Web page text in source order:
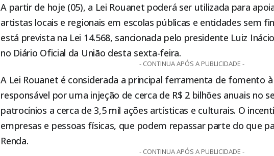
A partir de hoje (05), a Lei Rouanet poderá ser utilizada para
artistas locais e regionais em escolas públicas e entidades sem
está prevista na Lei 14.568, sancionada pelo presidente Luiz
no Diário Oficial da União desta sexta-feira.
- CONTINUA APÓS A PUBLICIDADE -
A Lei Rouanet é considerada a principal ferramenta de fomento
responsável por uma injeção de cerca de R$ 2 bilhões anuais no
patrocínios a cerca de 3,5 mil ações artísticas e culturais. O
empresas e pessoas físicas, que podem repassar parte do que
Renda.
- CONTINUA APÓS A PUBLICIDADE -